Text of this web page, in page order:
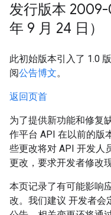
发行版本
年 9 月 24 日）
此初始版本引入了 1.0
阅公告博文。
返回页首
为了提供新功能和修复
作平台 API 在以前的版
些更改将对 API 开发人
更改，要求开发者修改
本页记录了有可能影响
改。我们建议 开发者会